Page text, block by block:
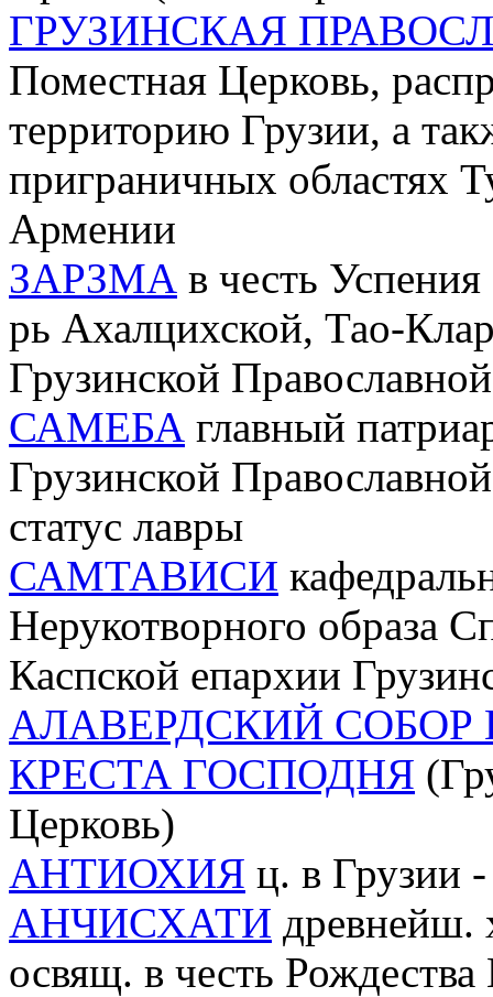
ГРУЗИНСКАЯ
Поместная Церковь,
территорию Грузии, а
приграничных областях
Армении
ЗАРЗМА в честь
рь Ахалцихской, Тао-
Грузинской
САМЕБА главный
Грузинской
статус лавры
САМТАВИСИ
Нерукотворного образа
Каспской епархии
АЛАВЕРДСКИЙ СОБОР
КРЕСТА ГОСПОДНЯ
Церковь)
АНТИОХИЯ ц. в Грузии
АНЧИСХАТИ древнейш.
освящ. в честь